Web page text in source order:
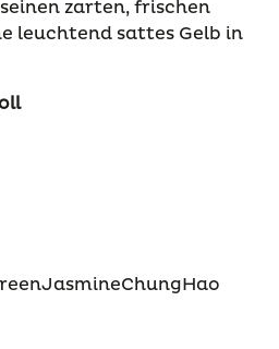
zarten, frischen
leuchtend sattes Gelb in